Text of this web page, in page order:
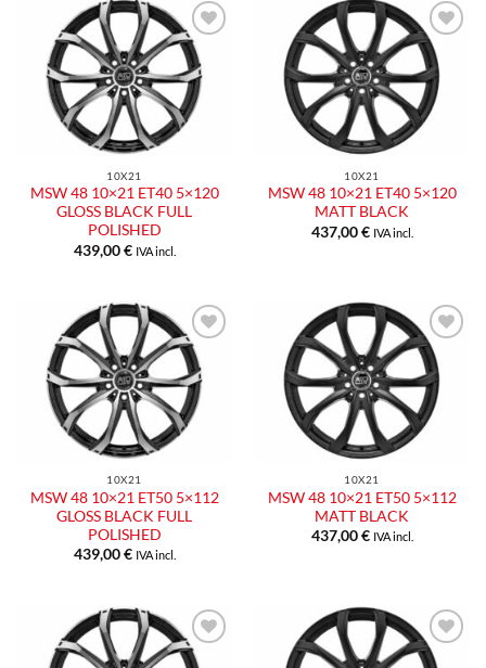
Aggiungi
alla lista
dei
desideri
10X21
MSW 48 10×21 ET40 5×120
GLOSS BLACK FULL
POLISHED
439,00€ IVA incl.
Aggiungi
alla lista
dei
desideri
10X21
MSW 48 10×21 ET40 5×120
MATT BLACK
437,00€ IVA incl.
Aggiungi
alla lista
dei
desideri
10X21
MSW 48 10×21 ET50 5×112
GLOSS BLACK FULL
POLISHED
439,00€ IVA incl.
Aggiungi
alla lista
dei
desideri
10X21
MSW 48 10×21 ET50 5×112
MATT BLACK
437,00€ IVA incl.
Aggiungi
Aggiungi